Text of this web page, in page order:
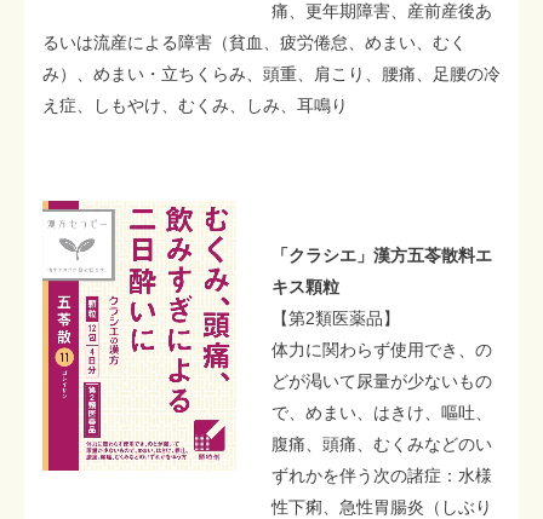
痛、更年期障害、産前産後あ
るいは流産による障害（貧血、疲労倦怠、めまい、むく
み）、めまい・立ちくらみ、頭重、肩こり、腰痛、足腰の冷
え症、しもやけ、むくみ、しみ、耳鳴り
「クラシエ」漢方五苓散料エ
キス顆粒
【第2類医薬品】
体力に関わらず使用でき、の
どが渇いて尿量が少ないもの
で、めまい、はきけ、嘔吐、
腹痛、頭痛、むくみなどのい
ずれかを伴う次の諸症：水様
性下痢、急性胃腸炎（しぶり